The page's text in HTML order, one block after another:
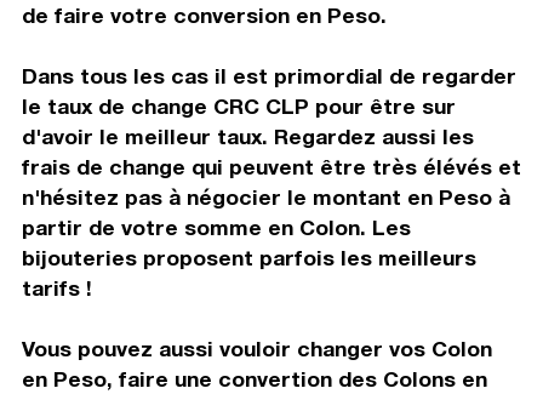
de faire votre conversion en Peso.
Dans tous les cas il est primordial de regarder
le taux de change CRC CLP pour être sur
d'avoir le meilleur taux. Regardez aussi les
frais de change qui peuvent être très élévés et
n'hésitez pas à négocier le montant en Peso à
partir de votre somme en Colon. Les
bijouteries proposent parfois les meilleurs
tarifs !
Vous pouvez aussi vouloir changer vos Colon
en Peso, faire une convertion des Colons en